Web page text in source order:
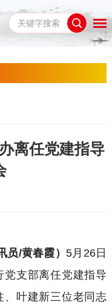
离任党建指导
员/黄春霞）5月26日
支部离任党建指导
、叶建新三位老同志